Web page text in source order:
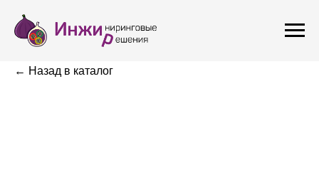
← Назад в каталог